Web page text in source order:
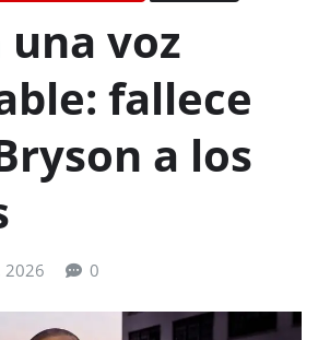
una voz
fallece
a los
2026 0